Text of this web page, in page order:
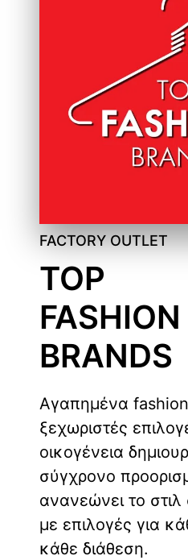
FACTORY OUTLET
TOP
FASHION
BRANDS
Αγαπημένα
ξεχωριστές
οικογένεια
σύγχρονο
ανανεώνει το
με επιλογές για
κάθε διάθεση.